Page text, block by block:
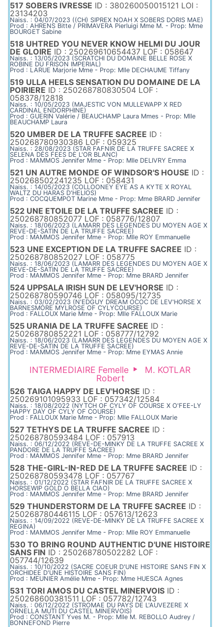
517 SOBERS IVRESSE ID : 380260050015121 LOI :
23134203
Naiss. : 04/07/2023 ((CH) SIPREX NOAH X SOBERS DORIS MAE)
Prod : AHRENS Bitte / PRIMAVERA Pierluigi Mme M. - Prop: Mme
BOURGET Sabine
518 UHTRED YOU NEVER KNOW HELMI DU JOUR
DE GLOIRE ID : 250269610654437 LOF : 058647
Naiss. : 13/05/2023 (SCRATCHI DU DOMAINE BELLE ROSE X
ROBINE DU FRISON IMPERIAL)
Prod : LARUE Marjorie Mme - Prop: Mlle DECHAUME Tiffany
519 ULLA HEELS SENSATION DU DOMAINE DE LA
POIRIERE ID : 250268780830504 LOF :
058378/12818
Naiss. : 10/05/2023 (MAJESTIC VON MULLEWAPP X RED
CARDINAL ENDORPHINE)
Prod : GUERIN Valérie / BEAUCHAMP Laura Mmes - Prop: Mlle
BEAUCHAMP Laura
520 UMBER DE LA TRUFFE SACREE ID :
250268780930386 LOF : 059325
Naiss. : 28/08/2023 (STAR FAFNIR DE LA TRUFFE SACREE X
SELENA DES FEES DE L'OR BLANC)
Prod : MAMMOS Jennifer Mme - Prop: Mlle DELIVRY Emma
521 UN AUTRE MONDE OF WINDSOR'S HOUSE ID :
250268502241235 LOF : 058431
Naiss. : 14/05/2023 (COLLOONEY EYE AS A KYTE X ROYAL
WALTZ DU HARAS D'HELIOS)
Prod : COCQUEMPOT Marine Mme - Prop: Mme BRARD Jennifer
522 UNE ETOILE DE LA TRUFFE SACREE ID :
250268780852077 LOF : 058776/12807
Naiss. : 18/06/2023 (LAMARR DES LEGENDES DU MOYEN AGE X
REVE-DE-SATIN DE LA TRUFFE SACREE)
Prod : MAMMOS Jennifer Mme - Prop: Mlle ROY Emmanuelle
523 UNE EXCEPTION DE LA TRUFFE SACREE ID :
250268780852027 LOF : 058775
Naiss. : 18/06/2023 (LAMARR DES LEGENDES DU MOYEN AGE X
REVE-DE-SATIN DE LA TRUFFE SACREE)
Prod : MAMMOS Jennifer Mme - Prop: Mme BRARD Jennifer
524 UPPSALA IRISH SUN DE LEV'HORSE ID :
250268780590746 LOF : 058095/12735
Naiss. : 03/02/2023 (N'EDGUY DREAM OCOC DE LEV'HORSE X
BARNESMORE MYLROSE OF CYLYCOURSE)
Prod : FALLOUX Marie Mme - Prop: Mlle FALLOUX Marie
525 URANIA DE LA TRUFFE SACREE ID :
250268780852221 LOF : 058777/12792
Naiss. : 18/06/2023 (LAMARR DES LEGENDES DU MOYEN AGE X
REVE-DE-SATIN DE LA TRUFFE SACREE)
Prod : MAMMOS Jennifer Mme - Prop: Mme EYMAS Annie
INTERMEDIAIRE Femelle
M. KOTLAR
Robert
526 TAIGA HAPPY DE LEV'HORSE ID :
250269101095933 LOF : 057342/12584
Naiss. : 18/08/2022 (NYTCH OF CYLY OF COURSE X O'FEE-LY
HAPPY DAY OF CYLY OF COURSE)
Prod : FALLOUX Marie Mme - Prop: Mlle FALLOUX Marie
527 TETHYS DE LA TRUFFE SACREE ID :
250268780593484 LOF : 057913
Naiss. : 06/12/2022 (REVE-DE-MINKY DE LA TRUFFE SACREE X
PANDORE DE LA TRUFFE SACREE)
Prod : MAMMOS Jennifer Mme - Prop: Mme BRARD Jennifer
528 THE-GIRL-IN-RED DE LA TRUFFE SACREE ID :
250268780593478 LOF : 057767
Naiss. : 01/12/2022 (STAR FAFNIR DE LA TRUFFE SACREE X
HORSEWIP GOLD O BELLA CIAO)
Prod : MAMMOS Jennifer Mme - Prop: Mme BRARD Jennifer
529 THUNDERSTORM DE LA TRUFFE SACREE ID :
250268780446115 LOF : 057613/12623
Naiss. : 14/09/2022 (REVE-DE-MINKY DE LA TRUFFE SACREE X
REGINA)
Prod : MAMMOS Jennifer Mme - Prop: Mlle ROY Emmanuelle
530 TO BRING ROUND AUTHENTIC D'UNE HISTOIRE
SANS FIN ID : 250268780502282 LOF :
057744/12639
Naiss. : 10/10/2022 (SACRE COEUR D'UNE HISTOIRE SANS FIN X
ORCHIDEE D'UNE HISTOIRE SANS FIN)
Prod : MEUNIER Amélie Mme - Prop: Mme HUESCA Agnes
531 TORI AMOS DU CASTEL MINERVOIS ID :
250268600381511 LOF : 057782/12743
Naiss. : 06/12/2022 (STROMAE DU PAYS DE L'AUVEZERE X
ORNELLA MUTI DU CASTEL MINERVOIS)
Prod : CONSTANT Yves M. - Prop: Mlle M. REBOLLO Audrey /
BONNEFOND Pierre